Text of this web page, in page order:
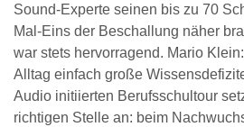
Sound-Experte seinen bis zu 70
Mal-Eins der Beschallung näher
war stets hervorragend. Mario
Alltag einfach große
Audio initiierten Berufsschultour
richtigen Stelle an: beim